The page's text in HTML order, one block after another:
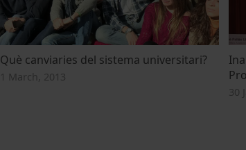
Què canviaries del sistema universitari?
1 March, 2013
30